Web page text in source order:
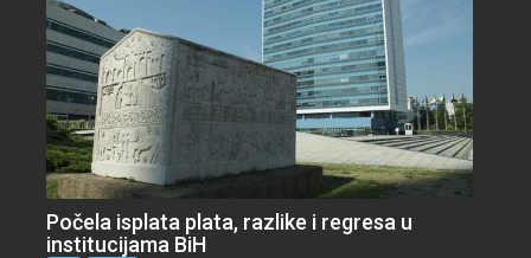
Počela isplata plata, razlike i regresa u
institucijama BiH